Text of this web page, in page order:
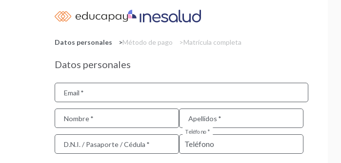
Datos personales Método de pago Matrícula completa
Datos personales
Email
Nombre Apellidos
D.N.I. / Pasaporte / Cédula
Teléfono